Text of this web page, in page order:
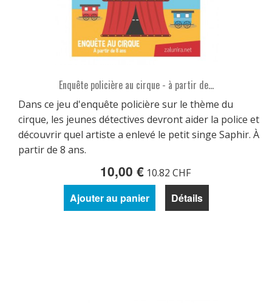
Enquête policière au cirque - à partir de...
Dans ce jeu d'enquête policière sur le thème du
cirque, les jeunes détectives devront aider la police et
découvrir quel artiste a enlevé le petit singe Saphir. À
partir de 8 ans.
10,00 € 10.82 CHF
Ajouter au panier Détails